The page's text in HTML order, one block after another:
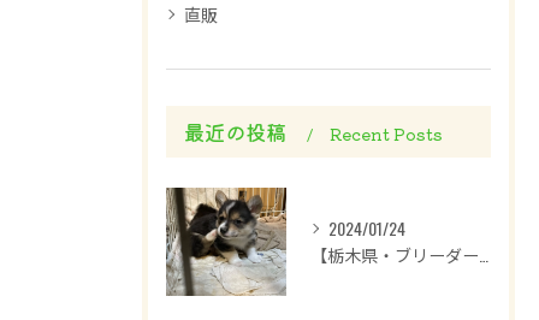
直販
最近の投稿 Recent Posts
2024/01/24